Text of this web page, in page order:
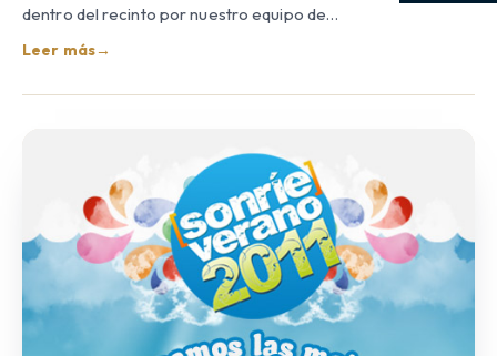
dentro del recinto por nuestro equipo de…
Leer más→